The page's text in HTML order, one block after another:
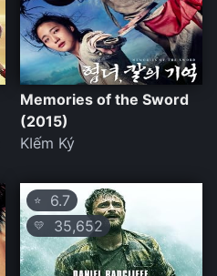
Memories of the Sword
(2015)
KIếm Ký
⭐ 6.7
💛 35,652